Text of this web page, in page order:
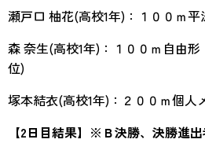
瀬戸口 柚花(高校1年)：１００ｍ
森 奈生(高校1年)：１００ｍ自由
位)
塚本結衣(高校1年)：２００ｍ個
【2日目結果】※Ｂ決勝、決勝進